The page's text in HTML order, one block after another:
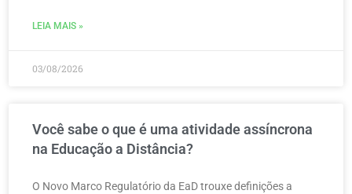
LEIA MAIS »
03/08/2026
Você sabe o que é uma atividade assíncrona
na Educação a Distância?
O Novo Marco Regulatório da EaD trouxe definições a